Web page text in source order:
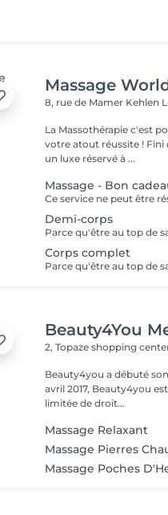
Massage
8, rue de Mamer Kehlen
La Massothérapie c'est
votre atout réussite ! Fini de considérer l'entretien physique comme
un luxe réservé à ...
Massage - Bon
Demi-corps
Corps complet
Beauty4You
2, Topaze shopping
Beauty4you a débuté son
avril 2017, Beauty4you
limitée de droit...
Massage Relaxant
Massage Pierres
Massage Poches